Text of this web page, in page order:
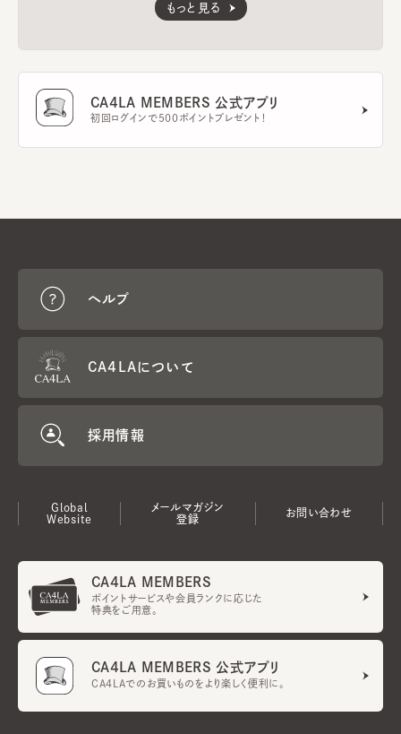
もっと見る
CA4LA MEMBERS 公式アプリ
初回ログインで500ポイントプレゼント！
ヘルプ
CA4LAについて
採用情報
Global
Website
メールマガジン
登録
お問い合わせ
CA4LA MEMBERS
ポイントサービスや会員ランクに応じた
特典をご用意。
CA4LA MEMBERS 公式アプリ
CA4LAでのお買いものをより楽しく便利に。